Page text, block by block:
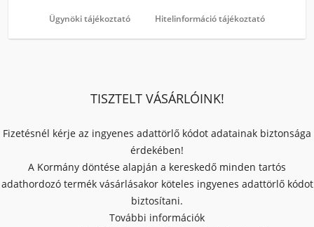
Ügynöki tájékoztató Hitelinformáció tájékoztató
TISZTELT VÁSÁRLÓINK!
Fizetésnél kérje az ingyenes adattörlő kódot adatainak biztonsága
érdekében!
A Kormány döntése alapján a kereskedő minden tartós
adathordozó termék vásárlásakor köteles ingyenes adattörlő kódot
biztosítani.
További információk